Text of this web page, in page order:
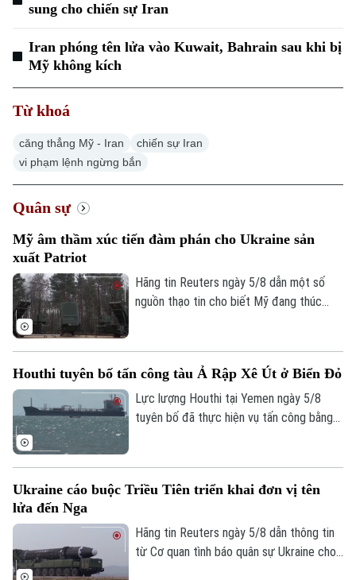
sung cho chiến sự Iran
Iran phóng tên lửa vào Kuwait, Bahrain sau khi bị
Mỹ không kích
Từ khoá
căng thẳng Mỹ - Iran
chiến sự Iran
vi phạm lệnh ngừng bắn
Quân sự
Mỹ âm thầm xúc tiến đàm phán cho Ukraine sản
xuất Patriot
Hãng tin Reuters ngày 5/8 dẫn một số
nguồn thạo tin cho biết Mỹ đang thúc
hụt loại vũ khí quan trọng này để đối phó
các cuộc tập kích của Nga.
Houthi tuyên bố tấn công tàu Ả Rập Xê Út ở Biển Đỏ
Lực lượng Houthi tại Yemen ngày 5/8
tuyên bố đã thực hiện vụ tấn công bằng
phong tỏa hàng hải mà nhóm này đang
đồng quốc tế.
Ukraine cáo buộc Triều Tiên triển khai đơn vị tên
lửa đến Nga
Hãng tin Reuters ngày 5/8 dẫn thông tin
từ Cơ quan tình báo quân sự Ukraine cho